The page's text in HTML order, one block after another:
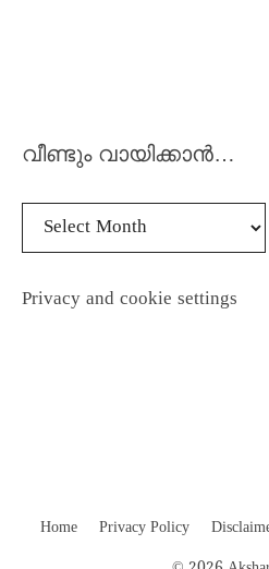
വീണ്ടും വായിക്കാൻ…
Privacy and cookie settings
Home Privacy Policy